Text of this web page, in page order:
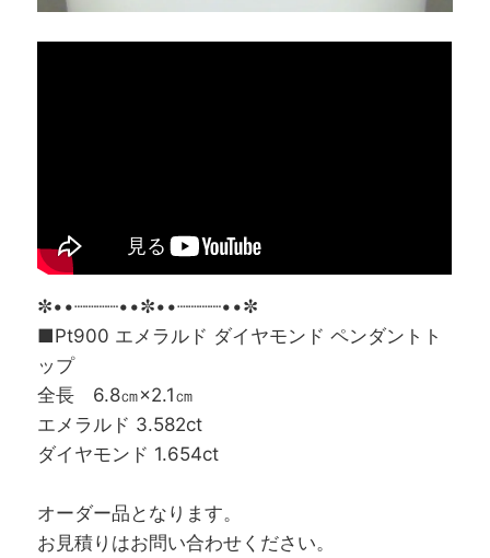
✼••┈┈┈┈••✼••┈┈┈┈••✼
■Pt900 エメラルド ダイヤモンド ペンダントト
ップ
全長 6.8㎝×2.1㎝
エメラルド 3.582ct
ダイヤモンド 1.654ct
オーダー品となります。
お見積りはお問い合わせください。